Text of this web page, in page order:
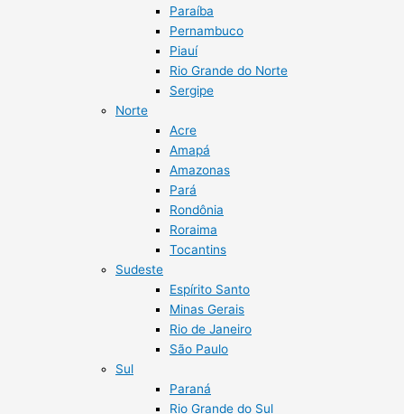
Paraíba
Pernambuco
Piauí
Rio Grande do Norte
Sergipe
Norte
Acre
Amapá
Amazonas
Pará
Rondônia
Roraima
Tocantins
Sudeste
Espírito Santo
Minas Gerais
Rio de Janeiro
São Paulo
Sul
Paraná
Rio Grande do Sul